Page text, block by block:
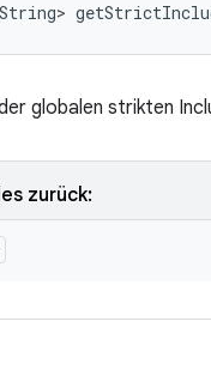
globalen strikten
zurück: